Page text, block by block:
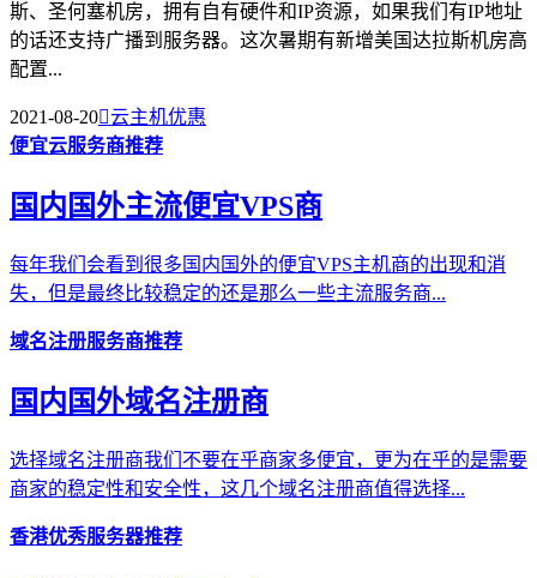
斯、圣何塞机房，拥有自有硬件和IP资源，如果我们有IP地址
的话还支持广播到服务器。这次暑期有新增美国达拉斯机房高
配置...
2021-08-20云主机优惠
便宜云服务商推荐
国内国外主流便宜VPS商
每年我们会看到很多国内国外的便宜VPS主机商的出现和消
失，但是最终比较稳定的还是那么一些主流服务商...
域名注册服务商推荐
国内国外域名注册商
选择域名注册商我们不要在乎商家多便宜，更为在乎的是需要
商家的稳定性和安全性，这几个域名注册商值得选择...
香港优秀服务器推荐